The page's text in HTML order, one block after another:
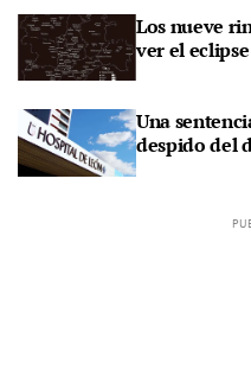
Los nueve
ver el
Una
despido del